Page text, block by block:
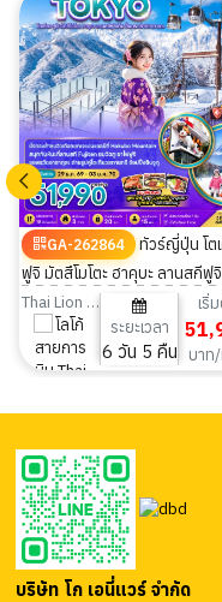
GA-262864
ทัวร์ญี่ปุ่น โตเกียว
ฟูจิ มัตสึโมโตะ ฮาคุบะ ลานสกีฟูจิ
ขึ้นกระะเช้าอิวาทาเกะ 6วัน 5คืน
Thai Lion Air
ระยะเวลา
6 วัน 5 คืน
เริ่
บาท
บริษัท โก เอนี่แวร์ จำกัด